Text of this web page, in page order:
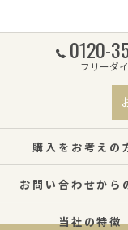
0120-
フリーダ
購入をお考えの
お問い合わせから
当社の特徴